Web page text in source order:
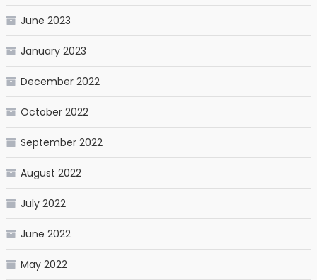
June 2023
January 2023
December 2022
October 2022
September 2022
August 2022
July 2022
June 2022
May 2022